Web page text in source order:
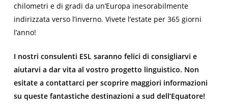
chilometri e di gradi da un’Europa inesorabilmente
indirizzata verso l’inverno. Vivete l’estate per 365 giorni
l’anno!
I nostri consulenti ESL saranno felici di consigliarvi e
aiutarvi a dar vita al vostro progetto linguistico. Non
esitate a contattarci per scoprire maggiori informazioni
su queste fantastiche destinazioni a sud dell’Equatore!